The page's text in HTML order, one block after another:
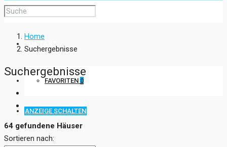
ANBIETER
FAVORITEN 0
ANZEIGE SCHALTEN
Home
Suchergebnisse
Suchergebnisse
64 gefundene Häuser
Sortieren nach: